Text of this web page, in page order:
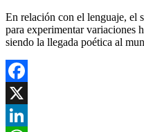
En relación con el lenguaje, el
para experimentar variaciones
siendo la llegada poética al
Facebook
X